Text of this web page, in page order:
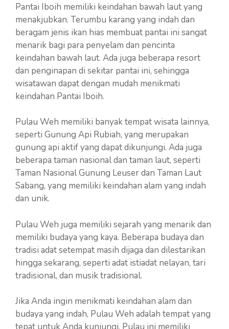
Pantai Iboih memiliki keindahan bawah laut yang
menakjubkan. Terumbu karang yang indah dan
beragam jenis ikan hias membuat pantai ini sangat
menarik bagi para penyelam dan pencinta
keindahan bawah laut. Ada juga beberapa resort
dan penginapan di sekitar pantai ini, sehingga
wisatawan dapat dengan mudah menikmati
keindahan Pantai Iboih.
Pulau Weh memiliki banyak tempat wisata lainnya,
seperti Gunung Api Rubiah, yang merupakan
gunung api aktif yang dapat dikunjungi. Ada juga
beberapa taman nasional dan taman laut, seperti
Taman Nasional Gunung Leuser dan Taman Laut
Sabang, yang memiliki keindahan alam yang indah
dan unik.
Pulau Weh juga memiliki sejarah yang menarik dan
memiliki budaya yang kaya. Beberapa budaya dan
tradisi adat setempat masih dijaga dan dilestarikan
hingga sekarang, seperti adat istiadat nelayan, tari
tradisional, dan musik tradisional.
Jika Anda ingin menikmati keindahan alam dan
budaya yang indah, Pulau Weh adalah tempat yang